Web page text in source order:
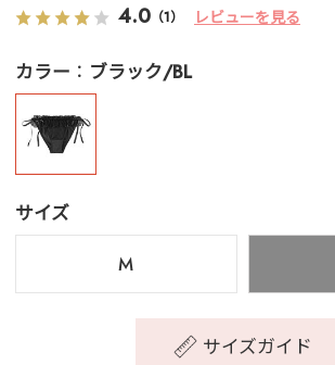
4.0 （1） レビューを見る
カラー ブラック/BL
サイズ
M
サイズガイド